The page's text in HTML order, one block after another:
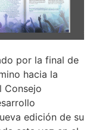
por la final de
hacia la
Consejo
edición de su